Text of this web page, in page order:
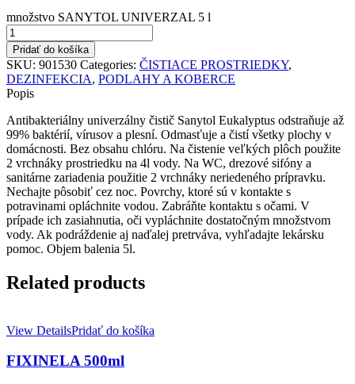
množstvo SANYTOL UNIVERZAL 5 l
Pridať do košíka
SKU: 901530 Categories: ČISTIACE PROSTRIEDKY,
DEZINFEKCIA, PODLAHY A KOBERCE
Popis
Antibakteriálny univerzálny čistič Sanytol Eukalyptus odstraňuje až
99% baktérií, vírusov a plesní. Odmasťuje a čistí všetky plochy v
domácnosti. Bez obsahu chlóru. Na čistenie veľkých plôch použite
2 vrchnáky prostriedku na 4l vody. Na WC, drezové sifóny a
sanitárne zariadenia použitie 2 vrchnáky neriedeného prípravku.
Nechajte pôsobiť cez noc. Povrchy, ktoré sú v kontakte s
potravinami opláchnite vodou. Zabráňte kontaktu s očami. V
prípade ich zasiahnutia, oči vypláchnite dostatočným množstvom
vody. Ak podráždenie aj naďalej pretrváva, vyhľadajte lekársku
pomoc. Objem balenia 5l.
Related products
View DetailsPridať do košíka
FIXINELA 500ml